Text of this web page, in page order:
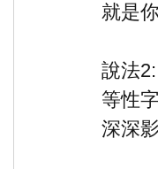
就是
說法
等性
深深